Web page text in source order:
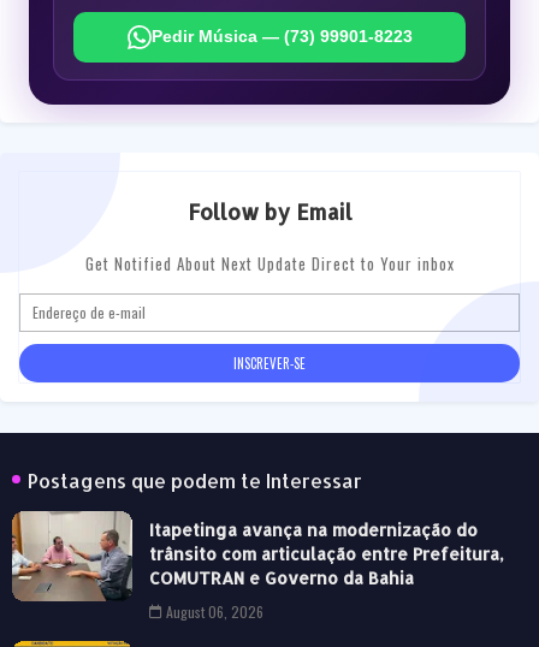
Pedir Música — (73) 99901-8223
Follow by Email
Get Notified About Next Update Direct to Your inbox
Postagens que podem te Interessar
Itapetinga avança na modernização do
trânsito com articulação entre Prefeitura,
COMUTRAN e Governo da Bahia
August 06, 2026